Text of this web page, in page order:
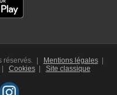
réservés. | Mentions légales|
| Cookies| Site classique